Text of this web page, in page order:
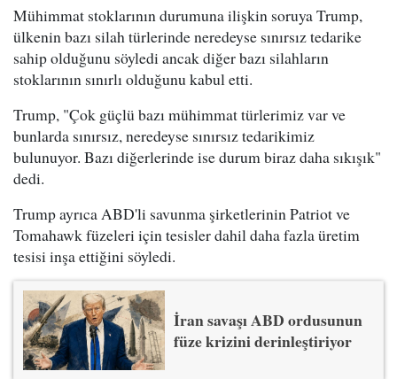
Mühimmat stoklarının durumuna ilişkin soruya Trump,
ülkenin bazı silah türlerinde neredeyse sınırsız tedarike
sahip olduğunu söyledi ancak diğer bazı silahların
stoklarının sınırlı olduğunu kabul etti.
Trump, "Çok güçlü bazı mühimmat türlerimiz var ve
bunlarda sınırsız, neredeyse sınırsız tedarikimiz
bulunuyor. Bazı diğerlerinde ise durum biraz daha sıkışık"
dedi.
Trump ayrıca ABD'li savunma şirketlerinin Patriot ve
Tomahawk füzeleri için tesisler dahil daha fazla üretim
tesisi inşa ettiğini söyledi.
İran savaşı ABD ordusunun
füze krizini derinleştiriyor